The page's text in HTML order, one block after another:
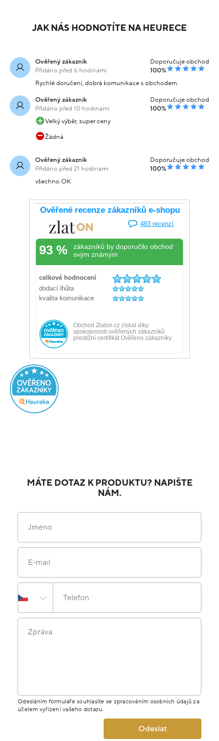
JAK NÁS HODNOTÍTE NA HEURECE
Ověřený zákazník
Přidáno před 6 hodinami
Doporučuje obchod
100%
Rychlé doručení, dobrá komunikace s obchodem.
Ověřený zákazník
Přidáno před 10 hodinami
Doporučuje obchod
100%
Velký výběr, super ceny
Žádná
Ověřený zákazník
Přidáno před 21 hodinami
Doporučuje obchod
100%
všechno OK
MÁTE DOTAZ K PRODUKTU? NAPIŠTE
NÁM.
Jméno
E-mail
Telefon
Zpráva
Odesláním formuláře souhlasíte se zpracováním osobních údajů za
účelem vyřízení vašeho dotazu.
Odeslat